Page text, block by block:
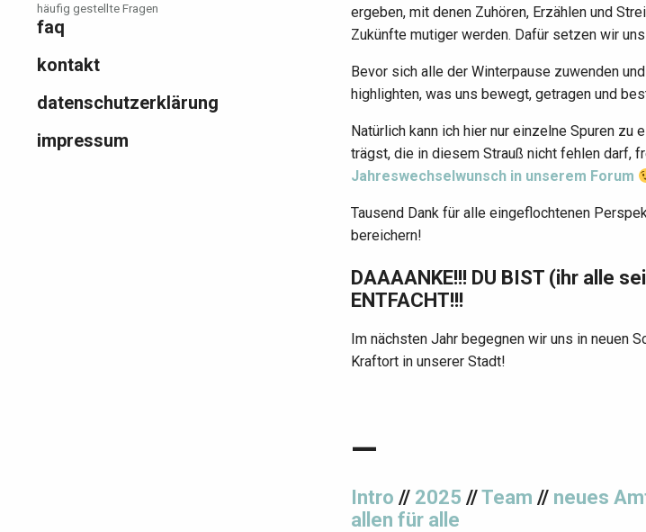
häufig gestellte Fragen
faq
kontakt
datenschutzerklärung
impressum
ergeben, mit denen Zuhören, Erzählen und
Zukünfte mutiger werden. Dafür setzen wir
Bevor sich alle der Winterpause zuwenden
highlighten, was uns bewegt, getragen und
Natürlich kann ich hier nur einzelne Spuren zu
trägst, die in diesem Strauß nicht fehlen darf,
Jahreswechselwunsch in unserem Forum
Tausend Dank für alle eingeflochtenen
bereichern!
DAAAANKE!!! DU BIST (ihr alle
ENTFACHT!!!
Im nächsten Jahr begegnen wir uns in neuen
Kraftort in unserer Stadt!
—
Intro // 2025 //Team // neues
allen für alle